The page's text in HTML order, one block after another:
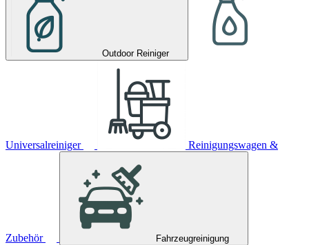
Outdoor Reiniger
Universalreiniger Reinigungswagen &
Zubehör Fahrzeugreinigung